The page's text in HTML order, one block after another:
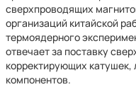
сверхпроводящих
организаций китайской
термоядерного
отвечает за поставку
корректирующих катушек,
компонентов.